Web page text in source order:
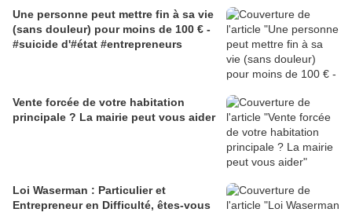
Une personne peut mettre fin à sa vie
(sans douleur) pour moins de 100 € -
#suicide d'#état #entrepreneurs
Vente forcée de votre habitation
principale ? La mairie peut vous aider
Loi Waserman : Particulier et
Entrepreneur en Difficulté, êtes-vous